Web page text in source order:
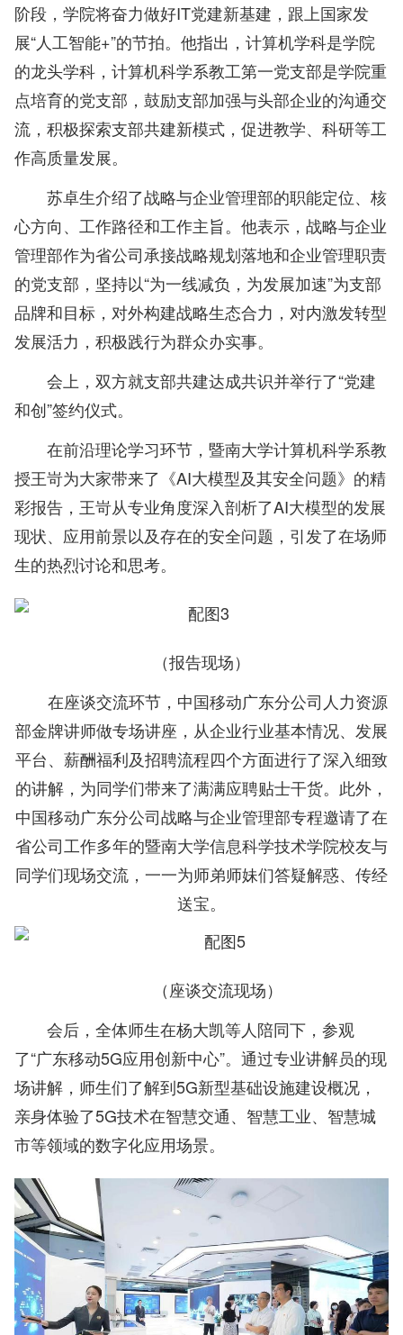
阶段，学院将奋力做好IT党建新基建，跟上国家发
展“人工智能+”的节拍。他指出，计算机学科是学院
的龙头学科，计算机科学系教工第一党支部是学院重
点培育的党支部，鼓励支部加强与头部企业的沟通交
流，积极探索支部共建新模式，促进教学、科研等工
作高质量发展。
苏卓生介绍了战略与企业管理部的职能定位、核
心方向、工作路径和工作主旨。他表示，战略与企业
管理部作为省公司承接战略规划落地和企业管理职责
的党支部，坚持以“为一线减负，为发展加速”为支部
品牌和目标，对外构建战略生态合力，对内激发转型
发展活力，积极践行为群众办实事。
会上，双方就支部共建达成共识并举行了“党建
和创”签约仪式。
在前沿理论学习环节，暨南大学计算机科学系教
授王岢为大家带来了《AI大模型及其安全问题》的精
彩报告，王岢从专业角度深入剖析了AI大模型的发展
现状、应用前景以及存在的安全问题，引发了在场师
生的热烈讨论和思考。
（报告现场）
在座谈交流环节，中国移动广东分公司人力资源
部金牌讲师做专场讲座，从企业行业基本情况、发展
平台、薪酬福利及招聘流程四个方面进行了深入细致
的讲解，为同学们带来了满满应聘贴士干货。此外，
中国移动广东分公司战略与企业管理部专程邀请了在
省公司工作多年的暨南大学信息科学技术学院校友与
同学们现场交流，一一为师弟师妹们答疑解惑、传经
送宝。
（座谈交流现场）
会后，全体师生在杨大凯等人陪同下，参观
了“广东移动5G应用创新中心”。通过专业讲解员的现
场讲解，师生们了解到5G新型基础设施建设概况，
亲身体验了5G技术在智慧交通、智慧工业、智慧城
市等领域的数字化应用场景。